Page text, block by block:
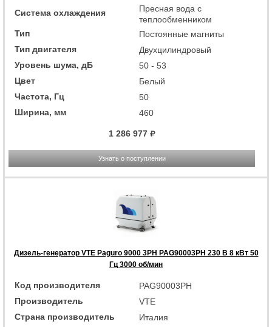
Система охлаждения
Пресная вода с
теплообменником
Тип
Постоянные магниты
Тип двигателя
Двухцилиндровый
Уровень шума, дБ
50 - 53
Цвет
Белый
Частота, Гц
50
Ширина, мм
460
1 286 977
Узнать о поступлении
Дизель-генератор VTE Paguro 9000 3PH PAG90003PH 230 В 8 кВт 50
Гц 3000 об/мин
Код производителя
PAG90003PH
Производитель
VTE
Страна производитель
Италия